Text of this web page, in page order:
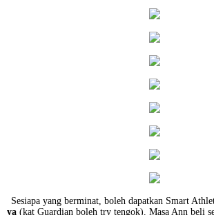
Sesiapa yang berminat, boleh dapatkan Smart
ya(kat Guardian boleh try tengok). Masa Ann beli